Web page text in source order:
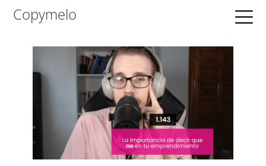
Saltar
principal
Saltar
contenido
Saltar
Copymelo